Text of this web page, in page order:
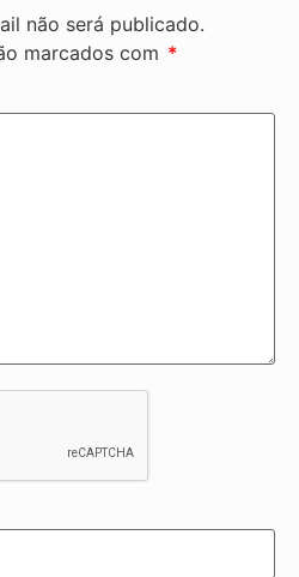
não será publicado.
marcados com *